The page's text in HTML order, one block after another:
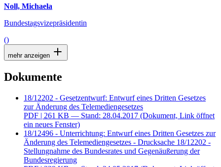
Noll, Michaela
Bundestagsvizepräsidentin
()
mehr anzeigen
Dokumente
18/12202 - Gesetzentwurf: Entwurf eines Dritten Gesetzes
zur Änderung des Telemediengesetzes
PDF | 261 KB — Stand: 28.04.2017 (Dokument, Link öffnet
ein neues Fenster)
18/12496 - Unterrichtung: Entwurf eines Dritten Gesetzes zur
Änderung des Telemediengesetzes - Drucksache 18/12202 -
Stellungnahme des Bundesrates und Gegenäußerung der
Bundesregierung